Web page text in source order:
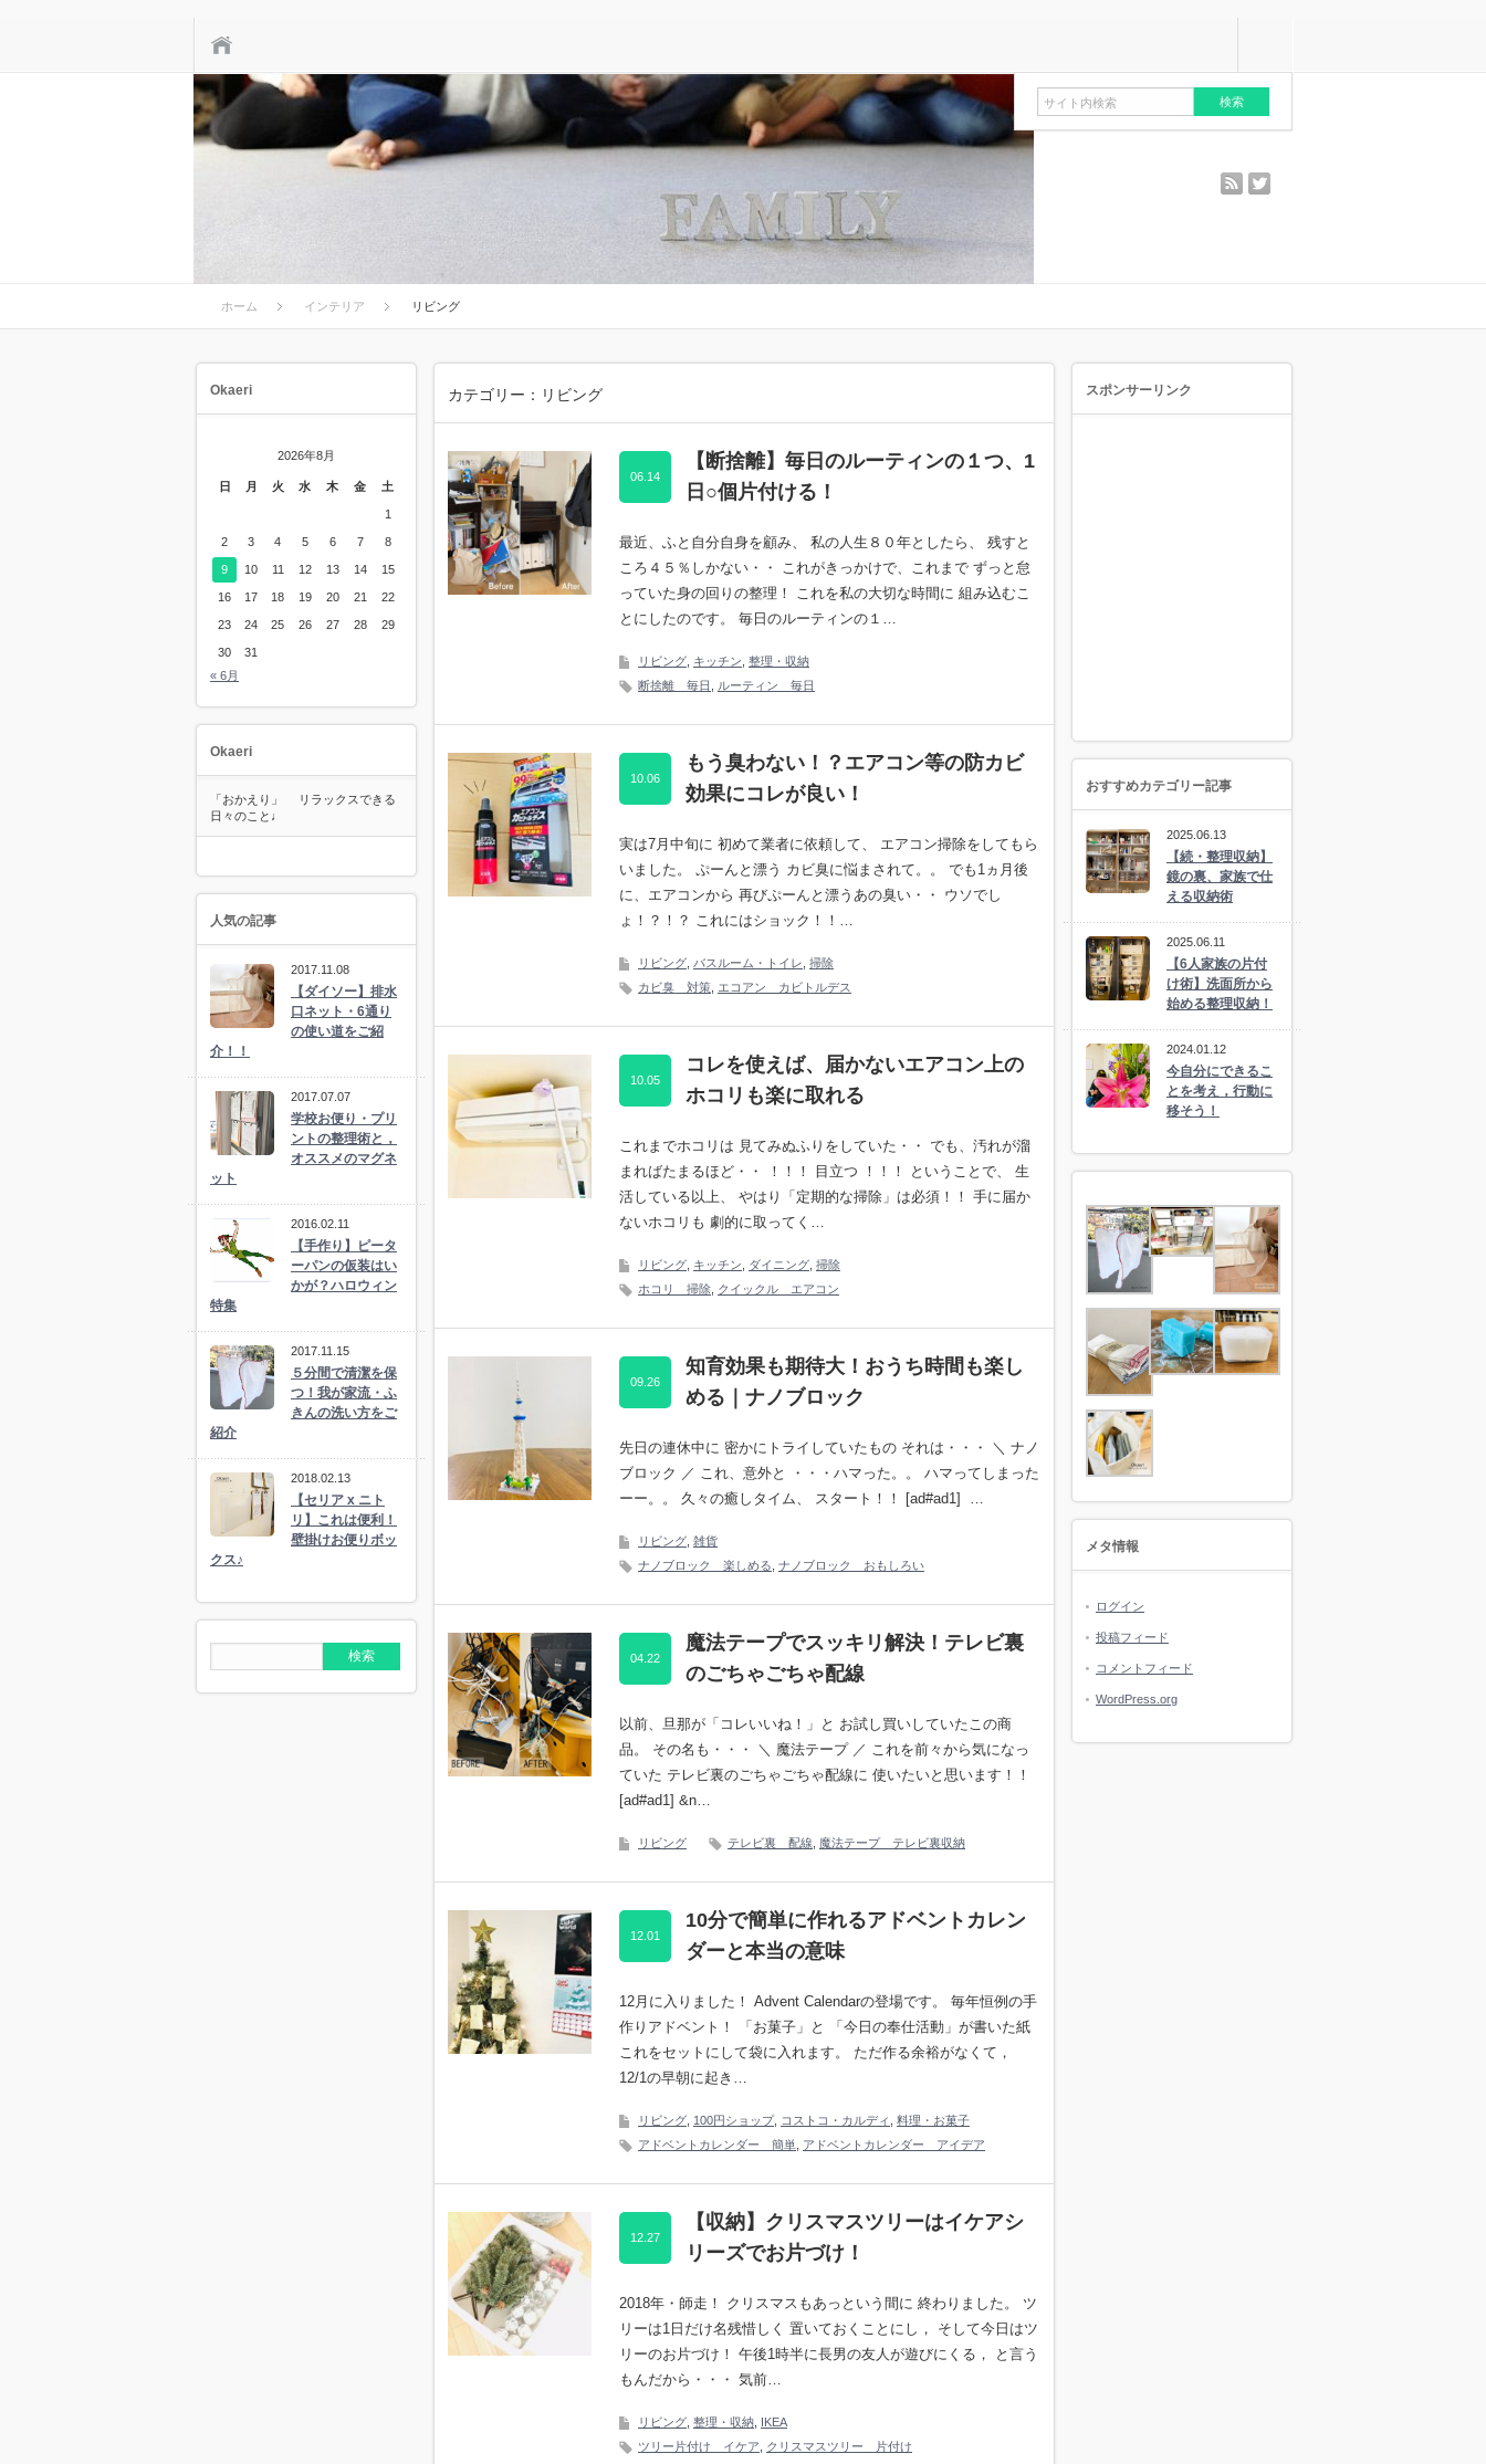
rss
ホーム インテリア リビング
カテゴリー：リビング
【断捨離】毎日のルーティンの１つ、1
日○個片付ける！
06.14
最近、ふと自分自身を顧み、 私の人生８０年としたら、 残すと
ころ４５％しかない・・ これがきっかけで、これまで ずっと怠
っていた身の回りの整理！ これを私の大切な時間に 組み込むこ
とにしたのです。 毎日のルーティンの１…
リビング キッチン 整理・収納
断捨離 毎日
ルーティン 毎日
もう臭わない！？エアコン等の防カビ
効果にコレが良い！
10.06
実は7月中旬に 初めて業者に依頼して、 エアコン掃除をしてもら
いました。 ぷーんと漂う カビ臭に悩まされて。。 でも1ヵ月後
に、エアコンから 再びぷーんと漂うあの臭い・・ ウソでし
ょ！？！？ これにはショック！！…
リビング バスルーム・トイレ 掃除
カビ臭 対策
エコアン カビトルデス
コレを使えば、届かないエアコン上の
ホコリも楽に取れる
10.05
これまでホコリは 見てみぬふりをしていた・・ でも、汚れが溜
まればたまるほど・・ ！！！ 目立つ ！！！ ということで、 生
活している以上、 やはり「定期的な掃除」は必須！！ 手に届か
ないホコリも 劇的に取ってく…
リビング キッチン ダイニング 掃除
ホコリ 掃除 クイックル エアコン
知育効果も期待大！おうち時間も楽し
める｜ナノブロック
09.26
先日の連休中に 密かにトライしていたもの それは・・・ ＼ ナノ
ブロック ／ これ、意外と ・・・ハマった。。 ハマってしまった
ーー。。 久々の癒しタイム、 スタート！！ [ad#ad1] …
リビング 雑貨
ナノブロック 楽しめる ナノブロック おもしろい
魔法テープでスッキリ解決！テレビ裏
のごちゃごちゃ配線
04.22
以前、旦那が「コレいいね！」と お試し買いしていたこの商
品。 その名も・・・ ＼ 魔法テープ ／ これを前々から気になっ
ていた テレビ裏のごちゃごちゃ配線に 使いたいと思います！！
[ad#ad1] &n…
リビング テレビ裏 配線 魔法テープ テレビ裏収納
10分で簡単に作れるアドベントカレン
ダーと本当の意味
12.01
12月に入りました！ Advent Calendarの登場です。 毎年恒例の手
作りアドベント！ 「お菓子」と 「今日の奉仕活動」が書いた紙
これをセットにして袋に入れます。 ただ作る余裕がなくて，
12/1の早朝に起き…
リビング 100円ショップ, コストコ・カルディ
料理・お菓子
アドベントカレンダー 簡単
アドベントカレンダー アイデア
【収納】クリスマスツリーはイケアシ
リーズでお片づけ！
12.27
2018年・師走！ クリスマスもあっという間に 終わりました。 ツ
リーは1日だけ名残惜しく 置いておくことにし， そして今日はツ
リーのお片づけ！ 午後1時半に長男の友人が遊びにくる， と言う
もんだから・・・ 気前…
リビング 整理・収納 IKEA
ツリー片付け イケア
クリスマスツリー 片付け
Okaeri
2026年8月
日 月 火 水 木 金 土
1
2 3 4 5 6 7 8
9 10 11 12 13 14 15
16 17 18 19 20 21 22
23 24 25 26 27 28 29
30
31
« 6月
Okaeri
「おかえり」 リラックスできる
日々のこと♩
人気の記事
2017.11.08
【ダイソー】排水
口ネット・6通り
の使い道をご紹
介！！
2017.07.07
学校お便り・プリ
ントの整理術と，
オススメのマグネ
ット
2016.02.11
【手作り】ピータ
ーパンの仮装はい
かが？ハロウィン
特集
2017.11.15
５分間で清潔を保
つ！我が家流・ふ
きんの洗い方をご
紹介
2018.02.13
【セリア x ニト
リ】これは便利！
壁掛けお便りボッ
クス♪
スポンサーリンク
おすすめカテゴリー記事
2025.06.13
【続・整理収納】
鏡の裏、家族で仕
える収納術
2025.06.11
【6人家族の片付
け術】洗面所から
始める整理収納！
2024.01.12
今自分にできるこ
とを考え，行動に
移そう！
メタ情報
ログイン
投稿フィード
コメントフィード
WordPress.org